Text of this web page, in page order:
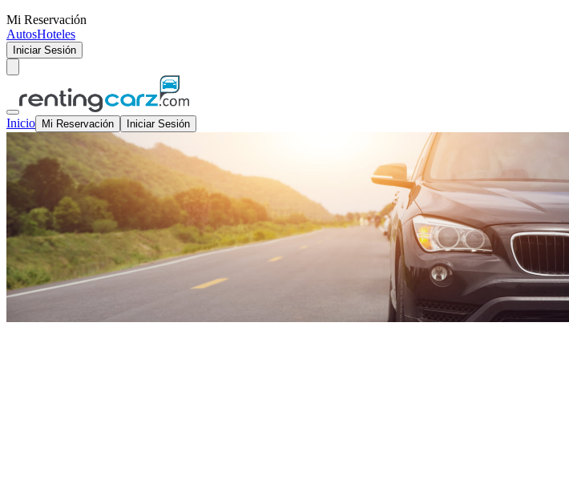
Mi Reservación
AutosHoteles
Iniciar Sesión
Inicio Mi Reservación Iniciar Sesión